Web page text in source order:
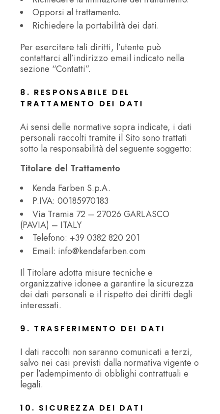
Opporsi al trattamento.
Richiedere la portabilità dei dati.
Per esercitare tali diritti, l’utente può
contattarci all’indirizzo email indicato nella
sezione “Contatti”.
8. RESPONSABILE DEL
TRATTAMENTO DEI DATI
Ai sensi delle normative sopra indicate, i dati
personali raccolti tramite il Sito sono trattati
sotto la responsabilità del seguente soggetto:
Titolare del Trattamento
Kenda Farben S.p.A.
P.IVA: 00185970183
Via Tramia 72 – 27026 GARLASCO
(PAVIA) – ITALY
Telefono: +39 0382 820 201
Email: info@kendafarben.com
Il Titolare adotta misure tecniche e
organizzative idonee a garantire la sicurezza
dei dati personali e il rispetto dei diritti degli
interessati.
9. TRASFERIMENTO DEI DATI
I dati raccolti non saranno comunicati a terzi,
salvo nei casi previsti dalla normativa vigente o
per l’adempimento di obblighi contrattuali e
legali.
10. SICUREZZA DEI DATI